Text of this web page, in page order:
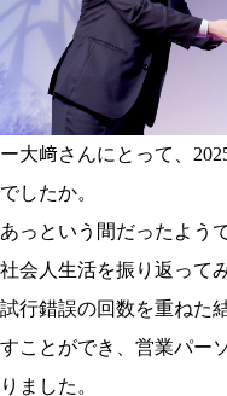
ー大﨑さんにとって、
でしたか。
あっという間だったよう
社会人生活を振り返って
試行錯誤の回数を重ねた
すことができ、営業パー
りました。